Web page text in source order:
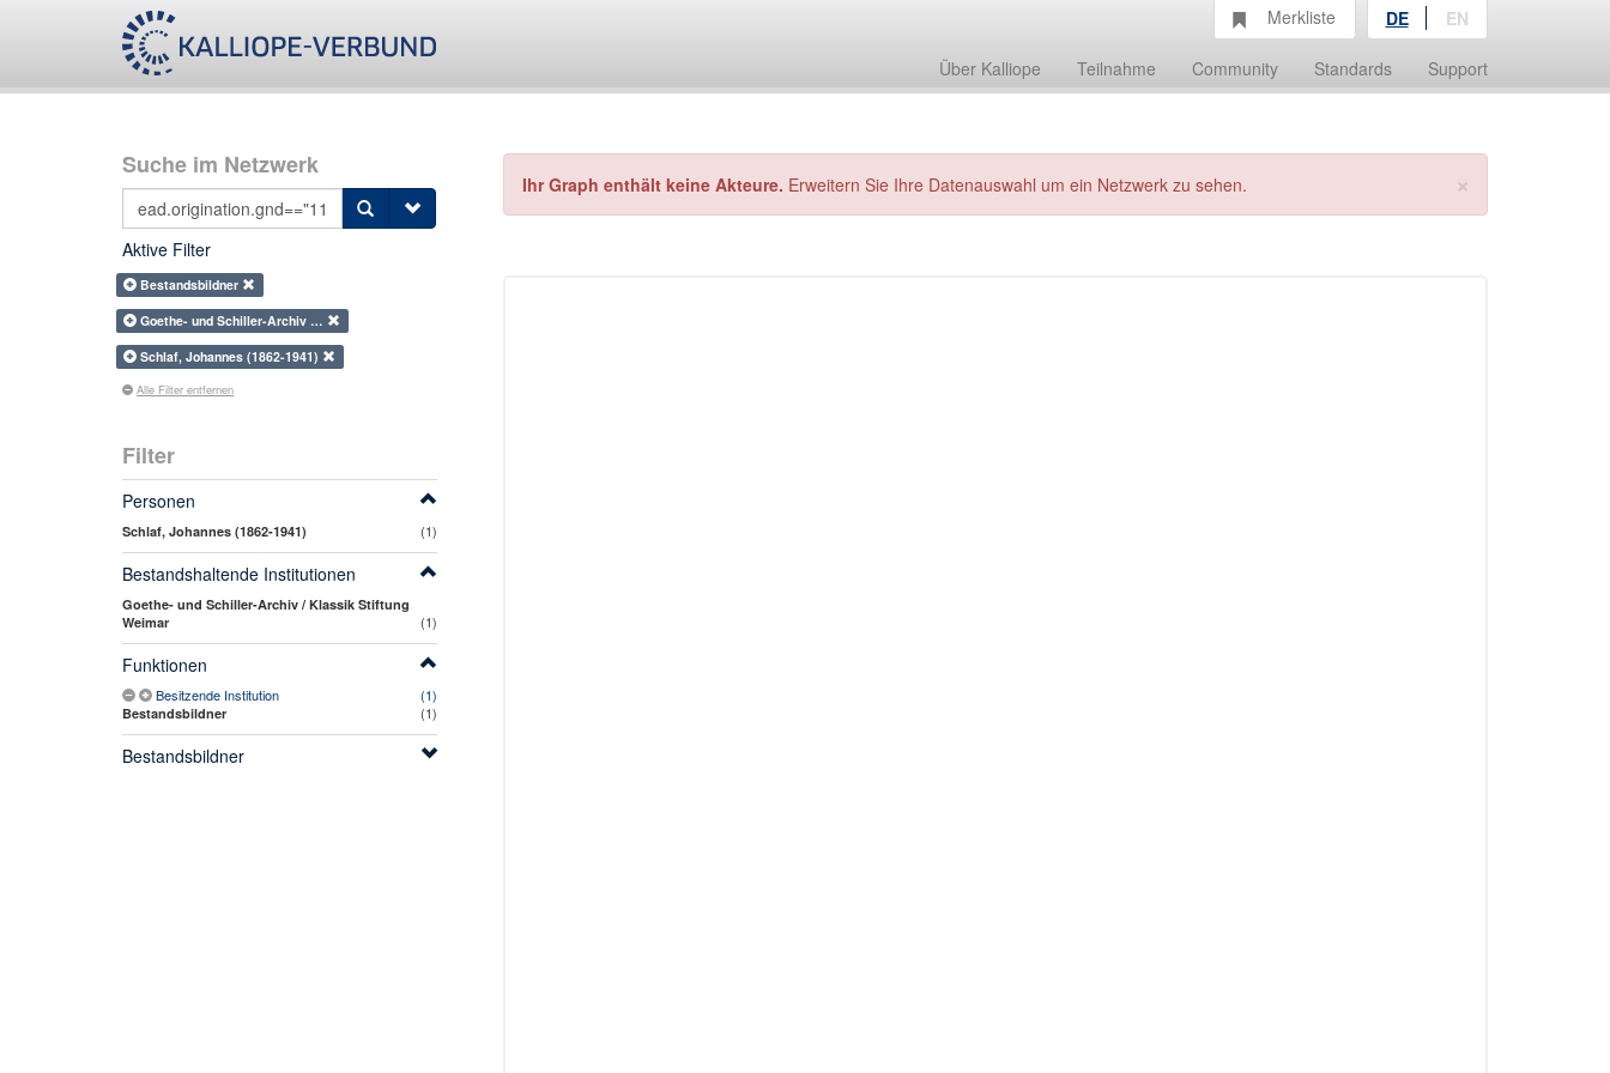
Über Kalliope Teilnahme Community Standards Support
Merkliste DE EN
Suche im Netzwerk
Aktive Filter
Bestandsbildner
Goethe- und Schiller-Archiv …
Schlaf, Johannes (1862-1941)
Alle Filter entfernen
Filter
Personen
Schlaf, Johannes (1862-1941) (1)
Bestandshaltende Institutionen
Goethe- und Schiller-Archiv / Klassik Stiftung
Weimar
(1)
Funktionen
Besitzende Institution (1)
Bestandsbildner (1)
Bestandsbildner
×
Ihr Graph enthält keine Akteure. Erweitern Sie Ihre Datenauswahl um ein Netzwerk zu sehen.